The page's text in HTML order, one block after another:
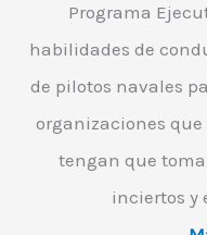
Programa
habilidades de
de pilotos navales
organizaciones
tengan que
inciertos y